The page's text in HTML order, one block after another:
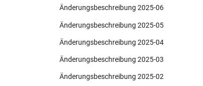
Änderungsbeschreibung 2025-06
Änderungsbeschreibung 2025-05
Änderungsbeschreibung 2025-04
Änderungsbeschreibung 2025-03
Änderungsbeschreibung 2025-02